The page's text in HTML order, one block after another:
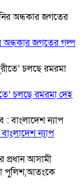
অন্ধকার জগতের গল্প
চলছে রমরমা দেহ
ন্যাপ